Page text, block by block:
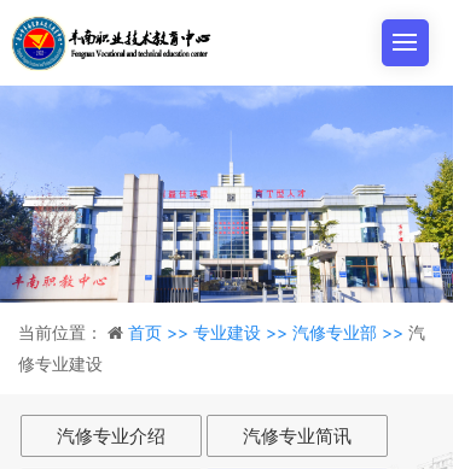
当前位置： 首页 >> 专业建设 >> 汽修专业部 >> 汽
修专业建设
汽修专业介绍 汽修专业简讯